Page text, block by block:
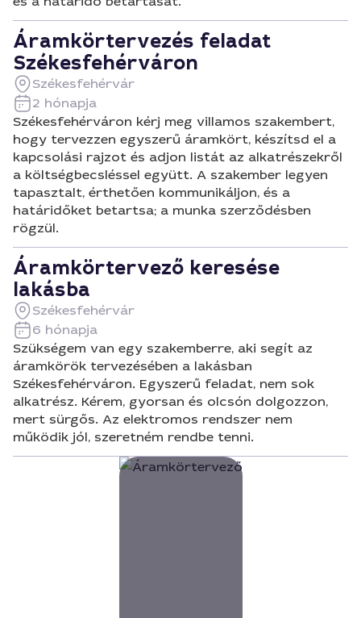
Áramkörtervezés feladat
Székesfehérváron
Székesfehérvár
2 hónapja
Székesfehérváron kérj meg villamos szakembert,
hogy tervezzen egyszerű áramkört, készítsd el a
kapcsolási rajzot és adjon listát az alkatrészekről
a költségbecsléssel együtt. A szakember legyen
tapasztalt, érthetően kommunikáljon, és a
határidőket betartsa; a munka szerződésben
rögzül.
Áramkörtervező keresése
lakásba
Székesfehérvár
6 hónapja
Szükségem van egy szakemberre, aki segít az
áramkörök tervezésében a lakásban
Székesfehérváron. Egyszerű feladat, nem sok
alkatrész. Kérem, gyorsan és olcsón dolgozzon,
mert sürgős. Az elektromos rendszer nem
működik jól, szeretném rendbe tenni.